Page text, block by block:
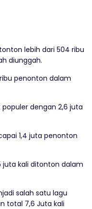
lebih dari 504 ribu
diunggah.
penonton dalam
dengan 2,6 juta
1,4 juta penonton
juta kali ditonton dalam
salah satu lagu
total 7,6 Juta kali